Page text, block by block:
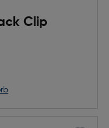
Clip